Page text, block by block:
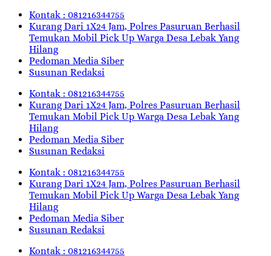
Kontak : 081216344755
Kurang Dari 1X24 Jam, Polres Pasuruan Berhasil
Temukan Mobil Pick Up Warga Desa Lebak Yang
Hilang
Pedoman Media Siber
Susunan Redaksi
Kontak : 081216344755
Kurang Dari 1X24 Jam, Polres Pasuruan Berhasil
Temukan Mobil Pick Up Warga Desa Lebak Yang
Hilang
Pedoman Media Siber
Susunan Redaksi
Kontak : 081216344755
Kurang Dari 1X24 Jam, Polres Pasuruan Berhasil
Temukan Mobil Pick Up Warga Desa Lebak Yang
Hilang
Pedoman Media Siber
Susunan Redaksi
Kontak : 081216344755